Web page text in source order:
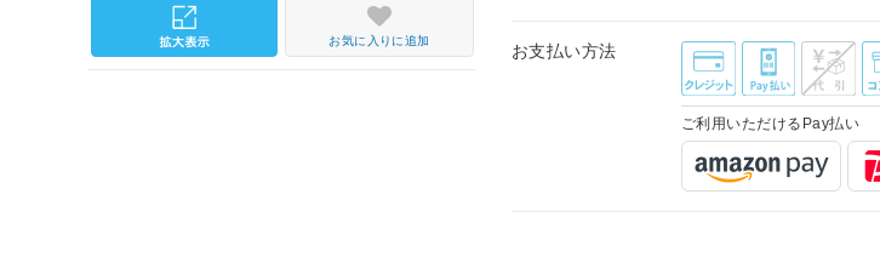
お支払い方法
ご利用いただけるPay払い
お気に入りに追加